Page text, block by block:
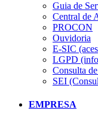
Guia de
Central de
PROCON
Ouvidoria
E-SIC
LGPD
Consulta
SEI
EMPRESA